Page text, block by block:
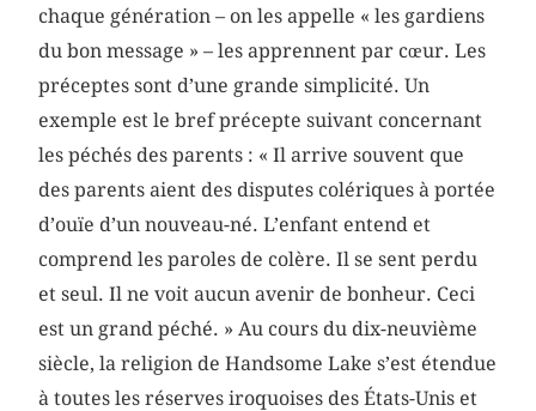
chaque génération – on les appelle « les gardiens
du bon message » – les apprennent par cœur. Les
préceptes sont d’une grande simplicité. Un
exemple est le bref précepte suivant concernant
les péchés des parents : « Il arrive souvent que
des parents aient des disputes colériques à portée
d’ouïe d’un nouveau-né. L’enfant entend et
comprend les paroles de colère. Il se sent perdu
et seul. Il ne voit aucun avenir de bonheur. Ceci
est un grand péché. » Au cours du dix-neuvième
siècle, la religion de Handsome Lake s’est étendue
à toutes les réserves iroquoises des États-Unis et